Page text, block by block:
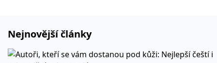
Nejnovější články